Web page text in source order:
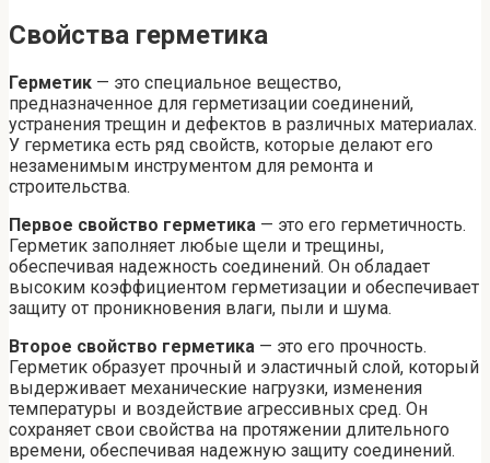
Свойства герметика
Герметик — это специальное вещество,
предназначенное для герметизации соединений,
устранения трещин и дефектов в различных материалах.
У герметика есть ряд свойств, которые делают его
незаменимым инструментом для ремонта и
строительства.
Первое свойство герметика — это его герметичность.
Герметик заполняет любые щели и трещины,
обеспечивая надежность соединений. Он обладает
высоким коэффициентом герметизации и обеспечивает
защиту от проникновения влаги, пыли и шума.
Второе свойство герметика — это его прочность.
Герметик образует прочный и эластичный слой, который
выдерживает механические нагрузки, изменения
температуры и воздействие агрессивных сред. Он
сохраняет свои свойства на протяжении длительного
времени, обеспечивая надежную защиту соединений.